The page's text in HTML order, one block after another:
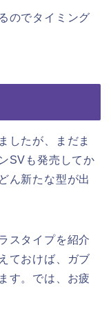
のでタイミング
したが、まだま
SVも発売してか
ん新たな型が出
スタイプを紹介
ておけば、ガブ
す。では、お疲